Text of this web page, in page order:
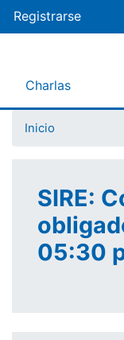
Registrarse
Menú
Charlas
Inicio
SIRE:
05:30